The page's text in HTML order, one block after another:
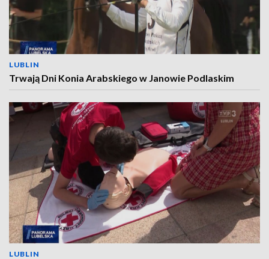
LUBLIN
Trwają Dni Konia Arabskiego w Janowie Podlaskim
LUBLIN